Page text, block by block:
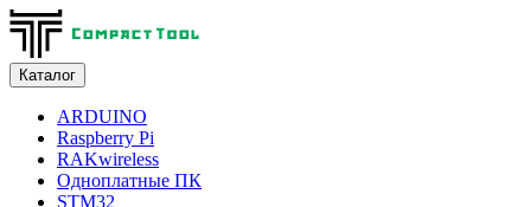
Каталог
ARDUINO
Raspberry Pi
RAKwireless
Одноплатные ПК
STM32